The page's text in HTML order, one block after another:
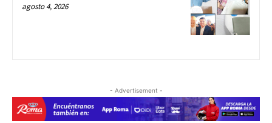
agosto 4, 2026
- Advertisement -